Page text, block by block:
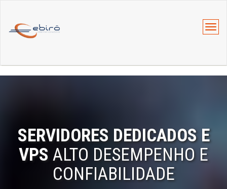
Menu
SERVIDORES DEDICADOS E
VPS ALTO DESEMPENHO E
CONFIABILIDADE